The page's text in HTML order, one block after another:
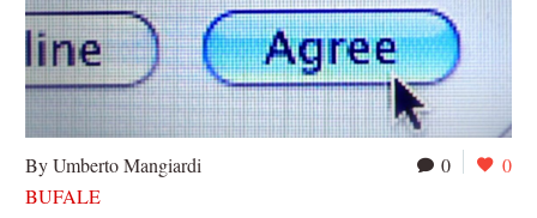
0 0
By Umberto Mangiardi
BUFALE